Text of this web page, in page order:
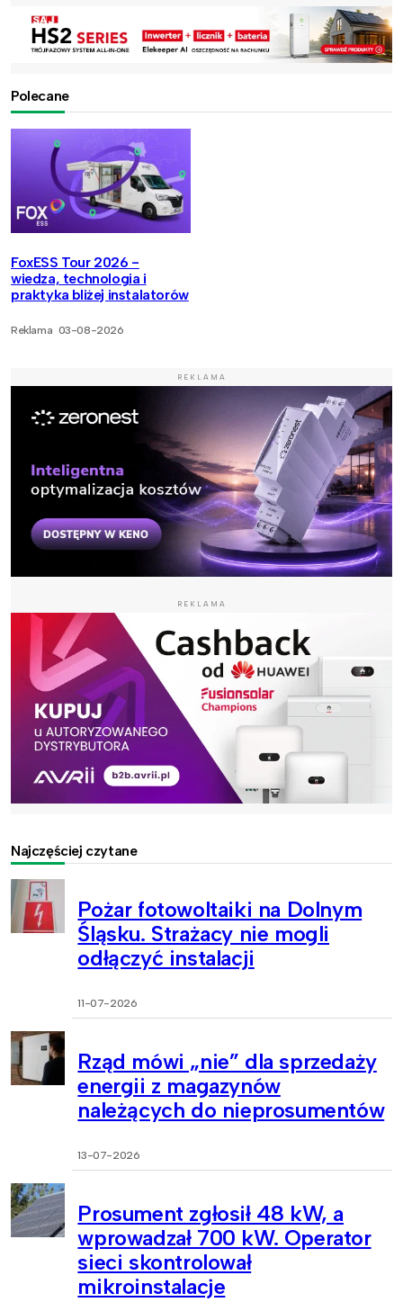
Polecane
FoxESS Tour 2026 -
wiedza, technologia i
praktyka bliżej instalatorów
Reklama 03-08-2026
REKLAMA
REKLAMA
Najczęściej czytane
Pożar fotowoltaiki na Dolnym
Śląsku. Strażacy nie mogli
odłączyć instalacji
11-07-2026
Rząd mówi „nie” dla sprzedaży
energii z magazynów
należących do nieprosumentów
13-07-2026
Prosument zgłosił 48 kW, a
wprowadzał 700 kW. Operator
sieci skontrolował
mikroinstalacje